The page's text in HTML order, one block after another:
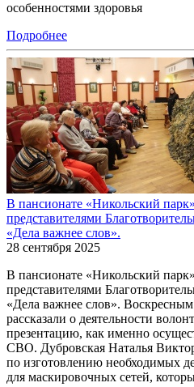
особенностями здоровья
Подробнее
В пансионате «Никольский
представителями
«Дела важнее слов».
28 сентября 2025
В пансионате «Никольский
представителями
«Дела важнее слов».
рассказали о деятельности
презентацию, как именно
СВО. Дубровская Наталья
по изготовлению необходимых
для маскировочных сетей,